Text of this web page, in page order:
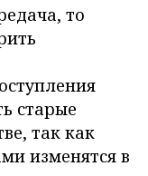
то
старые
так как
изменятся в